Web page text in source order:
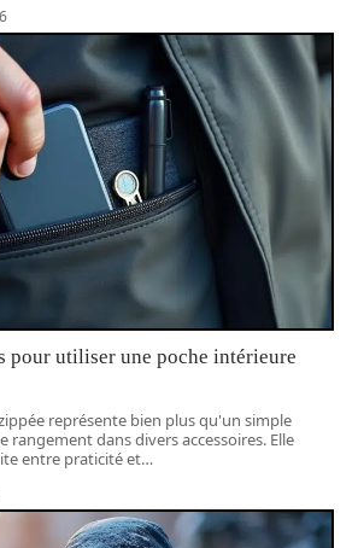
pour utiliser une poche intérieure
représente bien plus qu'un simple
rangement dans divers accessoires. Elle
entre praticité et…